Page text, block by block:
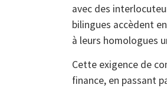
avec des
bilingues accèdent
à leurs homologues
Cette exigence de
finance, en passant